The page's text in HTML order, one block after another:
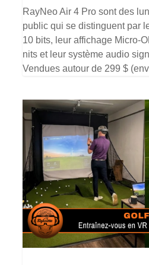
RayNeo Air 4 Pro sont des
public qui se distinguent par
10 bits, leur affichage Micro-
nits et leur système audio
Vendues autour de 299 $